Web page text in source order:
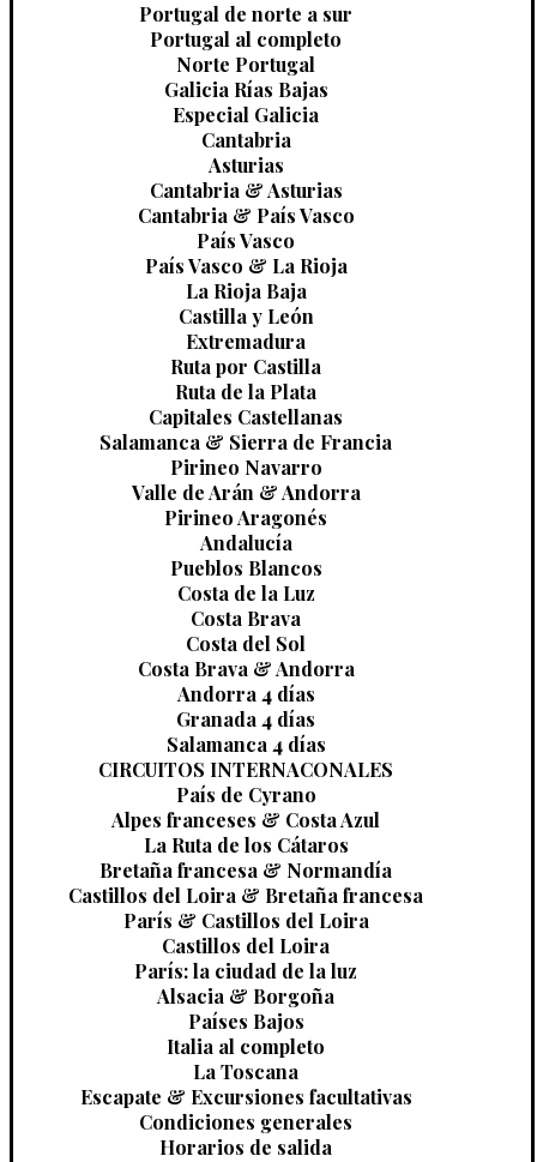
Portugal de norte a sur
Portugal al completo
Norte Portugal
Galicia Rías Bajas
Especial Galicia
Cantabria
Asturias
Cantabria & Asturias
Cantabria & País Vasco
País Vasco
País Vasco & La Rioja
La Rioja Baja
Castilla y León
Extremadura
Ruta por Castilla
Ruta de la Plata
Capitales Castellanas
Salamanca & Sierra de Francia
Pirineo Navarro
Valle de Arán & Andorra
Pirineo Aragonés
Andalucía
Pueblos Blancos
Costa de la Luz
Costa Brava
Costa del Sol
Costa Brava & Andorra
Andorra 4 días
Granada 4 días
Salamanca 4 días
CIRCUITOS INTERNACONALES
País de Cyrano
Alpes franceses & Costa Azul
La Ruta de los Cátaros
Bretaña francesa & Normandía
Castillos del Loira & Bretaña francesa
París & Castillos del Loira
Castillos del Loira
París: la ciudad de la luz
Alsacia & Borgoña
Países Bajos
Italia al completo
La Toscana
Escapate & Excursiones facultativas
Condiciones generales
Horarios de salida